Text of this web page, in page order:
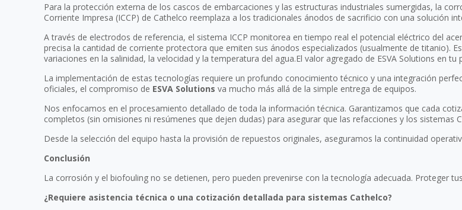
Para la protección externa de los cascos de embarcaciones y las estructuras industriales sumergidas, la
Corriente Impresa (ICCP) de Cathelco reemplaza a los tradicionales ánodos de sacrificio con una solución
A través de electrodos de referencia, el sistema ICCP monitorea en tiempo real el potencial eléctrico del
precisa la cantidad de corriente protectora que emiten sus ánodos especializados (usualmente de titanio).
variaciones en la salinidad, la velocidad y la temperatura del agua.El valor agregado de ESVA Solutions en tu
La implementación de estas tecnologías requiere un profundo conocimiento técnico y una integración
oficiales, el compromiso de ESVA Solutions va mucho más allá de la simple entrega de equipos.
Nos enfocamos en el procesamiento detallado de toda la información técnica. Garantizamos que cada
completos (sin omisiones ni resúmenes que dejen dudas) para asegurar que las refacciones y los
Desde la selección del equipo hasta la provisión de repuestos originales, aseguramos la continuidad
Conclusión
La corrosión y el biofouling no se detienen, pero pueden prevenirse con la tecnología adecuada. Proteger
¿Requiere asistencia técnica o una cotización detallada para sistemas Cathelco?